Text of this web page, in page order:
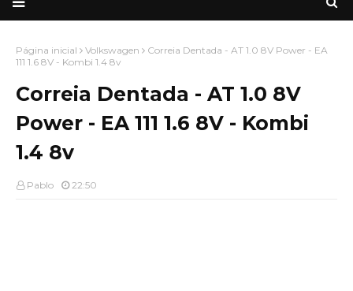
Página inicial Volkswagen
Correia Dentada - AT 1.0 8V Power - EA
111 1.6 8V - Kombi 1.4 8v
Correia Dentada - AT 1.0 8V
Power - EA 111 1.6 8V - Kombi
1.4 8v
Pablo 22:50